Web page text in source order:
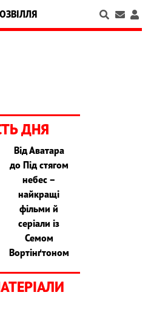
ДНЯ
Від Аватара
до Під стягом
небес –
найкращі
фільми й
серіали із
Семом
Вортінґтоном